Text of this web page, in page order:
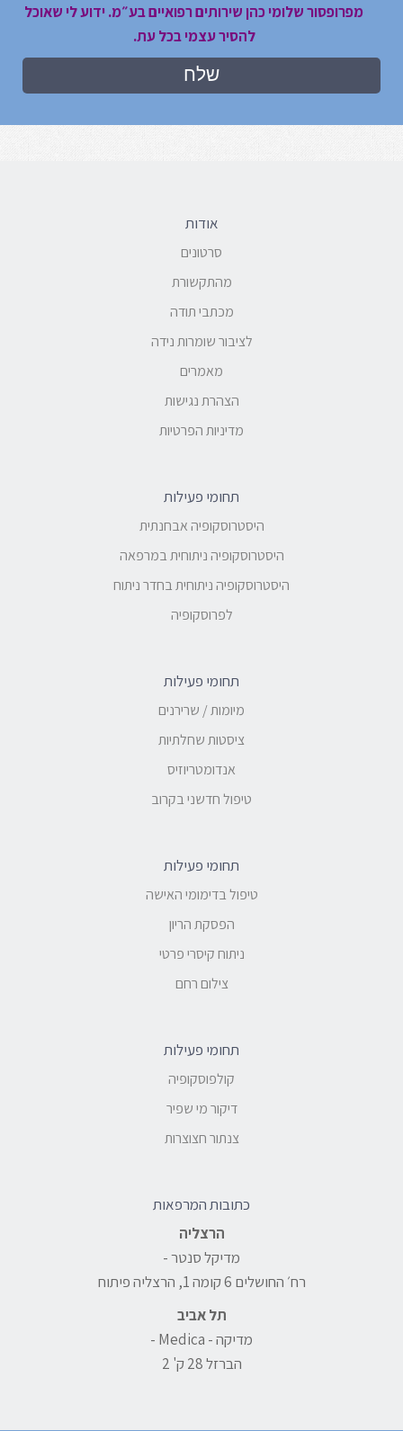
מפרופסור שלומי כהן שירותים רפואיים בע״מ. ידוע לי שאוכל
להסיר עצמי בכל עת.
כתובות המרפאות
הרצליה
מדיקל סנטר -
רח׳ החושלים 6 קומה 1, הרצליה פיתוח
תל אביב
מדיקה - Medica -
הברזל 28 ק' 2
תחומי פעילות
קולפוסקופיה
דיקור מי שפיר
צנתור חצוצרות
תחומי פעילות
טיפול בדימומי האישה
הפסקת הריון
ניתוח קיסרי פרטי
צילום רחם
תחומי פעילות
מיומות / שרירנים
ציסטות שחלתיות
אנדומטריוזיס
טיפול חדשני בקרוב
תחומי פעילות
היסטרוסקופיה אבחנתית
היסטרוסקופיה ניתוחית במרפאה
היסטרוסקופיה ניתוחית בחדר ניתוח
לפרוסקופיה
אודות
סרטונים
מהתקשורת
מכתבי תודה
לציבור שומרות נידה
מאמרים
הצהרת נגישות
מדיניות הפרטיות